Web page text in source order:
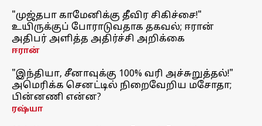
"முஜ்தபா காமேனிக்கு தீவிர சிகிச்சை!"
உயிருக்குப் போராடுவதாக தகவல்; ஈரான்
அதிபர் அளித்த அதிர்ச்சி அறிக்கை
ஈரான்
"இந்தியா, சீனாவுக்கு 100% வரி அச்சுறுத்தல்!"
அமெரிக்க செனட்டில் நிறைவேறிய மசோதா;
பின்னணி என்ன?
ரஷ்யா